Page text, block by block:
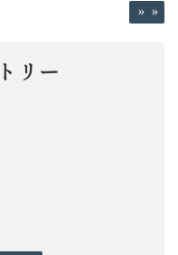
»
リー